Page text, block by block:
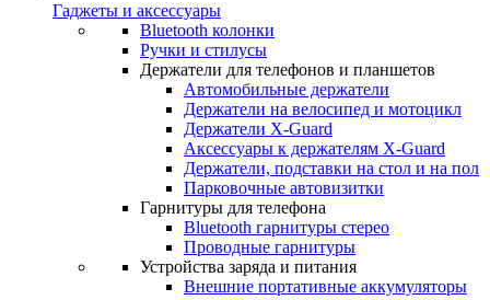
Гаджеты и аксессуары
Bluetooth колонки
Ручки и стилусы
Держатели для телефонов и планшетов
Автомобильные держатели
Держатели на велосипед и мотоцикл
Держатели X-Guard
Аксессуары к держателям X-Guard
Держатели, подставки на стол и на пол
Парковочные автовизитки
Гарнитуры для телефона
Bluetooth гарнитуры стерео
Проводные гарнитуры
Устройства заряда и питания
Внешние портативные аккумуляторы